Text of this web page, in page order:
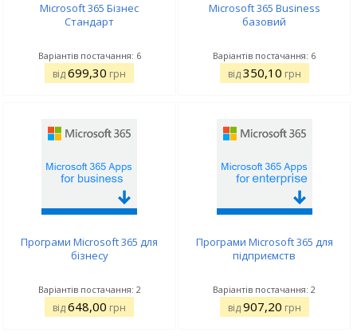
Microsoft 365 Бізнес
Стандарт
Варіантів постачання: 6
від699,30 грн
Microsoft 365 Business
базовий
Варіантів постачання: 6
від350,10 грн
Програми Microsoft 365 для
бізнесу
Варіантів постачання: 2
від648,00 грн
Програми Microsoft 365 для
підприємств
Варіантів постачання: 2
від907,20 грн